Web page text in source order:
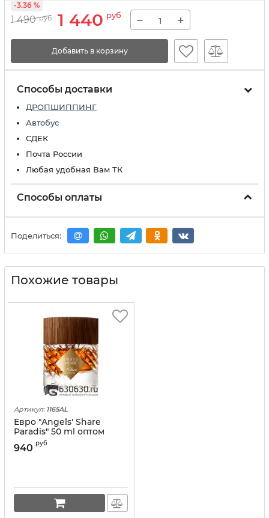
1 490 руб 1 440 руб
-3.36 %
− +
Добавить в корзину
Способы доставки
ДРОПШИППИНГ
Автобус
СДЕК
Почта России
Любая удобная Вам ТК
Способы оплаты
Поделиться:
Похожие товары
Артикул: 1165AL
Евро "Angels' Share
Paradis" 50 ml оптом
940 руб